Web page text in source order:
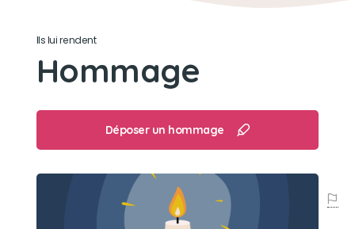
L’aluminium, les mains qui bougent, papier
Jouer, dormir, manger
Ils lui rendent
Hommage
Déposer un hommage